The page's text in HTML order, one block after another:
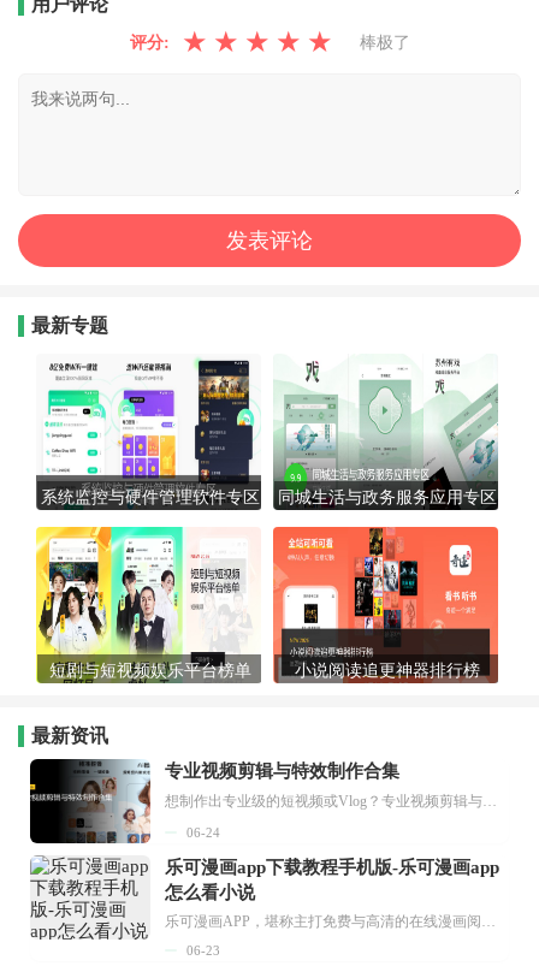
用户评论
评分: ★ ★ ★ ★ ★ 棒极了
最新专题
系统监控与硬件管理软件专区 同城生活与政务服务应用专区
短剧与短视频娱乐平台榜单 小说阅读追更神器排行榜
最新资讯
专业视频剪辑与特效制作合集
想制作出专业级的短视频或Vlog？专业视频剪辑与特效制作大全专题为你提供了从剪辑、抠像到特效包装的全套解决方案。无论是添加炫酷的片头、进行精准的视频抠图，还是制...
06-24
乐可漫画app下载教程手机版-乐可漫画app
怎么看小说
06-23